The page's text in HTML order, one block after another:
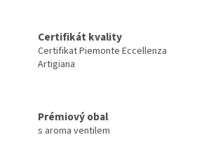
A
R
M
Certifikát kvality
Certifikat Piemonte Eccellenza
Artigiana
Prémiový obal
s aroma ventilem